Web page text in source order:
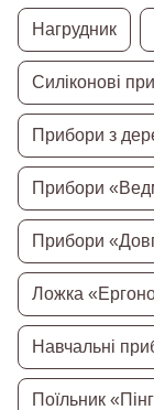
Нагрудник
Силіконові
Прибори з
Прибори
Прибори
Ложка
Навчальні
Поїльник